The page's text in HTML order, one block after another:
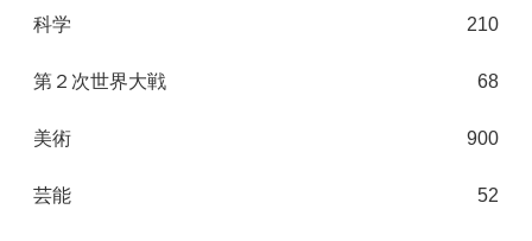
科学 210
第２次世界大戦 68
美術 900
芸能 52